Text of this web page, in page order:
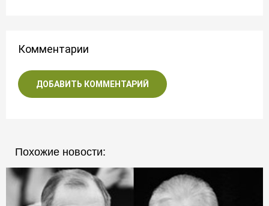
Комментарии
ДОБАВИТЬ КОММЕНТАРИЙ
Похожие новости: